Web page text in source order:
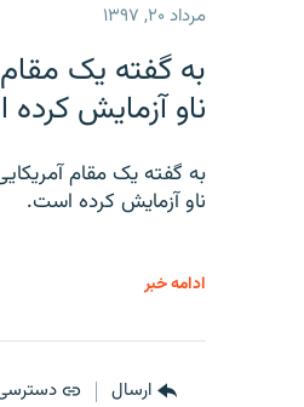
مرداد ۲۰, ۱۳۹۷
به گفته یک
ناو آزمایش
به گفته یک مقام
ناو آزمایش کرده است.
ادامه خبر
ارسال